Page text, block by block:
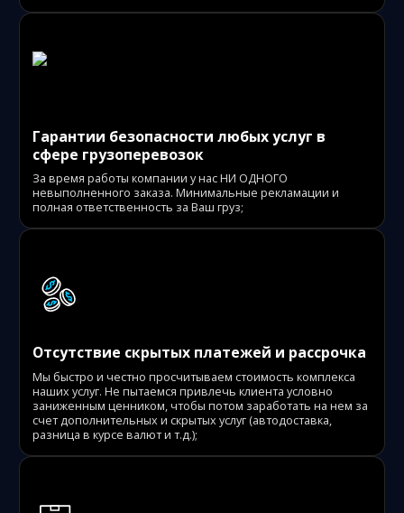
Гарантии безопасности любых услуг в
сфере грузоперевозок
За время работы компании у нас НИ ОДНОГО
невыполненного заказа. Минимальные рекламации и
полная ответственность за Ваш груз;
Отсутствие скрытых платежей и рассрочка
Мы быстро и честно просчитываем стоимость комплекса
наших услуг. Не пытаемся привлечь клиента условно
заниженным ценником, чтобы потом заработать на нем за
счет дополнительных и скрытых услуг (автодоставка,
разница в курсе валют и т.д.);